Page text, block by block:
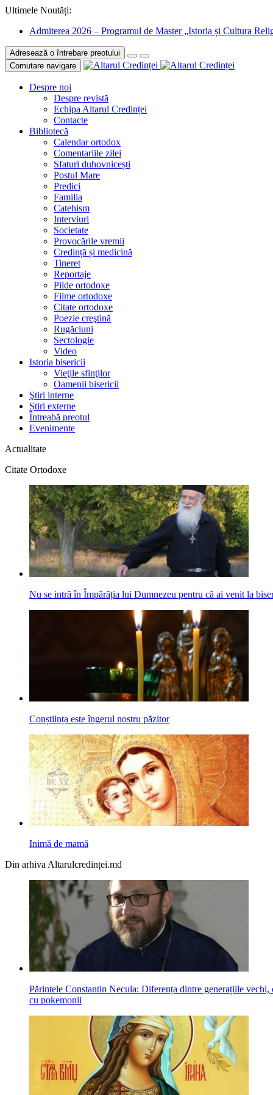
Ultimele Noutăți:
Admiterea 2026 – Programul de Master „Istoria și Cultura
Adresează o întrebare preotului
Comutare navigare
Despre noi
Despre revistă
Echipa Altarul Credinței
Contacte
Bibliotecă
Calendar ortodox
Comentariile zilei
Sfaturi duhovnicești
Postul Mare
Predici
Familia
Catehism
Interviuri
Societate
Provocările vremii
Credință și medicină
Tineret
Reportaje
Pilde ortodoxe
Filme ortodoxe
Citate ortodoxe
Poezie creştină
Rugăciuni
Sectologie
Video
Istoria bisericii
Vieţile sfinţilor
Oamenii bisericii
Ştiri interne
Știri externe
Întreabă preotul
Evenimente
Actualitate
Citate Ortodoxe
Nu se intră în Împărăția lui Dumnezeu pentru că ai venit la
Conștiința este îngerul nostru păzitor
Inimă de mamă
Din arhiva Altarulcredinței.md
Părintele Constantin Necula: Diferența dintre generațiile vechi,
cu pokemonii